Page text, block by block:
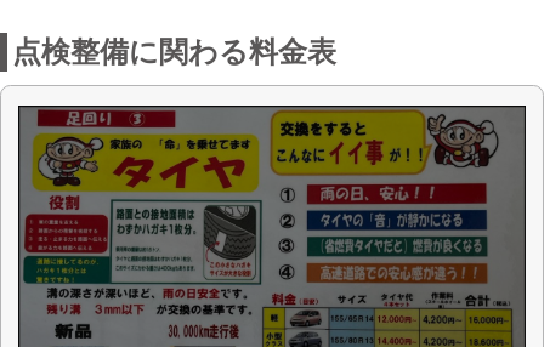
お店からの一言
車検のコバック十和田店 — 安くて安心の
十和田の車検専門店
青森県十和田市で「車検が安い」「安心
できる車検」をお探しの皆さまへ —
車検のコバック十和田店 は、地域に根ざ
した車検専門店として、日々お客さまの